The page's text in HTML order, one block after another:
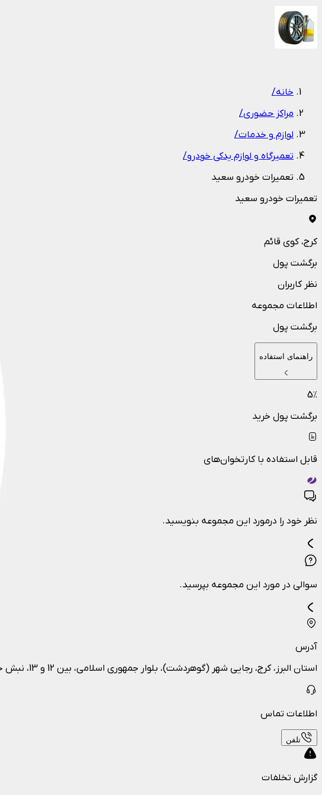
خانه/
مراکز حضوری/
لوازم و خدمات/
تعمیرگاه و لوازم یدکی خودرو/
تعمیرات خودرو سعید
تعمیرات خودرو سعید
کرج، کوی قائم
برگشت پول
نظر کاربران
اطلاعات مجموعه
برگشت پول
راهنمای استفاده
5٪
برگشت پول خرید
قابل استفاده با کارتخوان‌های
نظر خود را درمورد این مجموعه بنویسید.
سوالی در مورد این مجموعه بپرسید.
آدرس
استان البرز، کرج، رجایی شهر (گوهردشت)، بلوار جمهوری اسلامی، بین 12 و 13، نبش خیابان احداثی 35
اطلاعات تماس
تلفن
گزارش تخلفات